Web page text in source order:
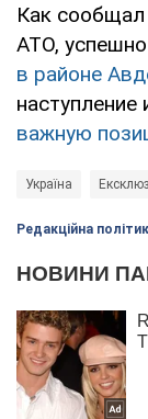
Как сообщал
АТО,
в районе
наступление
важную
Україна
Редакційна